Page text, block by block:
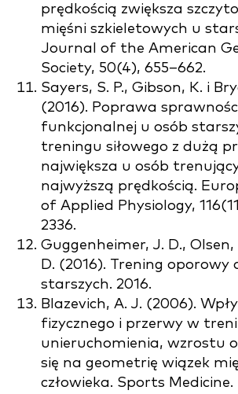
prędkością zwiększa
mięśni szkieletowych u
Journal of the American
Society, 50(4), 655–662.
Sayers, S. P., Gibson, K. i
(2016). Poprawa
funkcjonalnej u osób
treningu siłowego z dużą
największa u osób
najwyższą prędkością.
of Applied Physiology,
2336.
Guggenheimer, J. D., Olsen,
D. (2016). Trening oporowy
starszych. 2016.
Blazevich, A. J. (2006).
fizycznego i przerwy w
unieruchomienia, wzrostu
się na geometrię wiązek
człowieka. Sports Medicine.